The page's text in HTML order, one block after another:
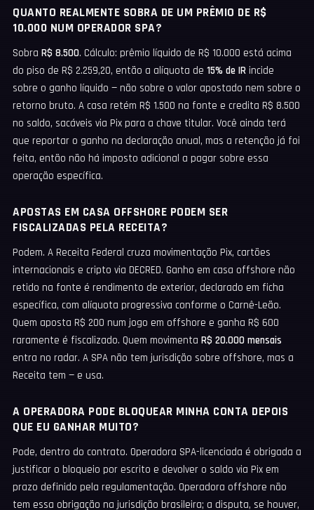
QUANTO REALMENTE SOBRA DE UM PRÊMIO DE R$
10.000 NUM OPERADOR SPA?
Sobra R$ 8.500. Cálculo: prêmio líquido de R$ 10.000 está acima
do piso de R$ 2.259,20, então a alíquota de 15% de IR incide
sobre o ganho líquido — não sobre o valor apostado nem sobre o
retorno bruto. A casa retém R$ 1.500 na fonte e credita R$ 8.500
no saldo, sacáveis via Pix para a chave titular. Você ainda terá
que reportar o ganho na declaração anual, mas a retenção já foi
feita, então não há imposto adicional a pagar sobre essa
operação específica.
APOSTAS EM CASA OFFSHORE PODEM SER
FISCALIZADAS PELA RECEITA?
Podem. A Receita Federal cruza movimentação Pix, cartões
internacionais e cripto via DECRED. Ganho em casa offshore não
retido na fonte é rendimento de exterior, declarado em ficha
específica, com alíquota progressiva conforme o Carnê-Leão.
Quem aposta R$ 200 num jogo em offshore e ganha R$ 600
raramente é fiscalizado. Quem movimenta R$ 20.000 mensais
entra no radar. A SPA não tem jurisdição sobre offshore, mas a
Receita tem — e usa.
A OPERADORA PODE BLOQUEAR MINHA CONTA DEPOIS
QUE EU GANHAR MUITO?
Pode, dentro do contrato. Operadora SPA-licenciada é obrigada a
justificar o bloqueio por escrito e devolver o saldo via Pix em
prazo definido pela regulamentação. Operadora offshore não
tem essa obrigação na jurisdição brasileira; a disputa, se houver,